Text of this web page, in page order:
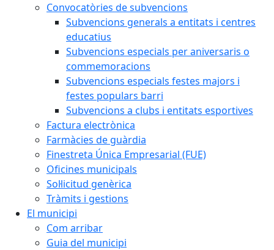
Convocatòries de subvencions
Subvencions generals a entitats i centres
educatius
Subvencions especials per aniversaris o
commemoracions
Subvencions especials festes majors i
festes populars barri
Subvencions a clubs i entitats esportives
Factura electrònica
Farmàcies de guàrdia
Finestreta Única Empresarial (FUE)
Oficines municipals
Sol·licitud genèrica
Tràmits i gestions
El municipi
Com arribar
Guia del municipi